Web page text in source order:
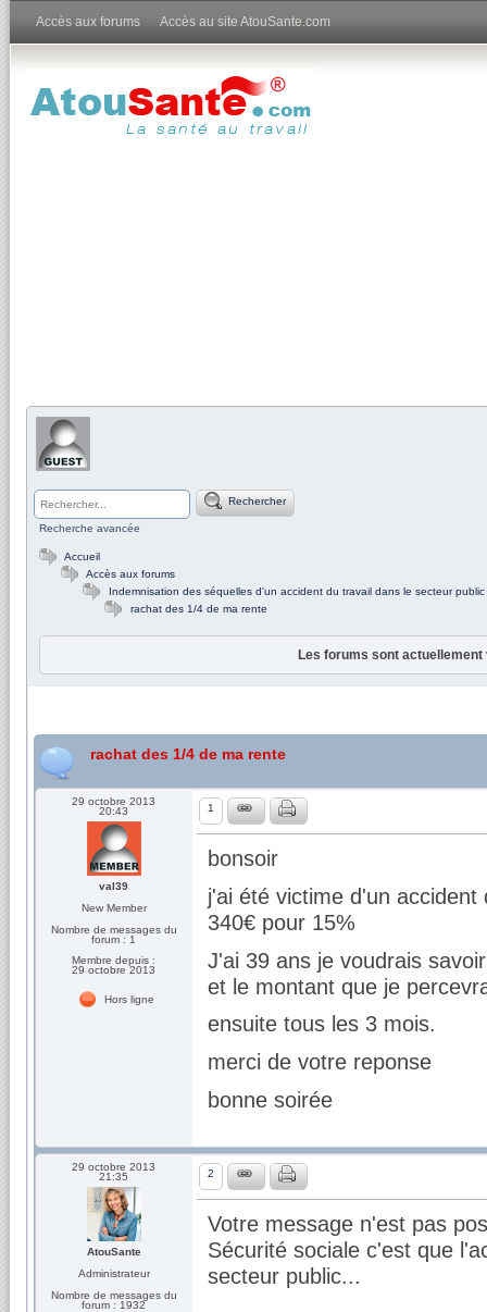
Accès aux forums Accès au site AtouSante.com
Rechercher
Recherche avancée
Accueil
Accès aux forums
Indemnisation des séquelles d'un accident du travail dans le secteur public
rachat des 1/4 de ma rente
Les forums sont
rachat des 1/4 de ma rente
29 octobre 2013
20:43
val39
New Member
Nombre de messages du
forum : 1
Membre depuis :
29 octobre 2013
Hors ligne
1
bonsoir
j'ai été victime d'un
340€ pour 15%
J'ai 39 ans je voudrais
et le montant que je
ensuite tous les 3 mois.
merci de votre reponse
bonne soirée
29 octobre 2013
21:35
AtouSante
Administrateur
Nombre de messages du
forum : 1932
2
Votre message n'est pas
Sécurité sociale c'est que
secteur public...